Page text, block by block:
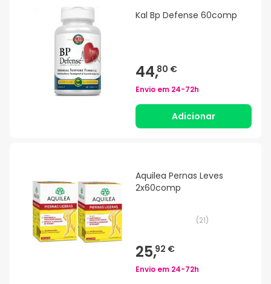
Kal Bp Defense 60comp
44,80 €
Envio em 24-72h
Adicionar
Aquilea Pernas Leves
2x60comp
(21)
25,92 €
Envio em 24-72h